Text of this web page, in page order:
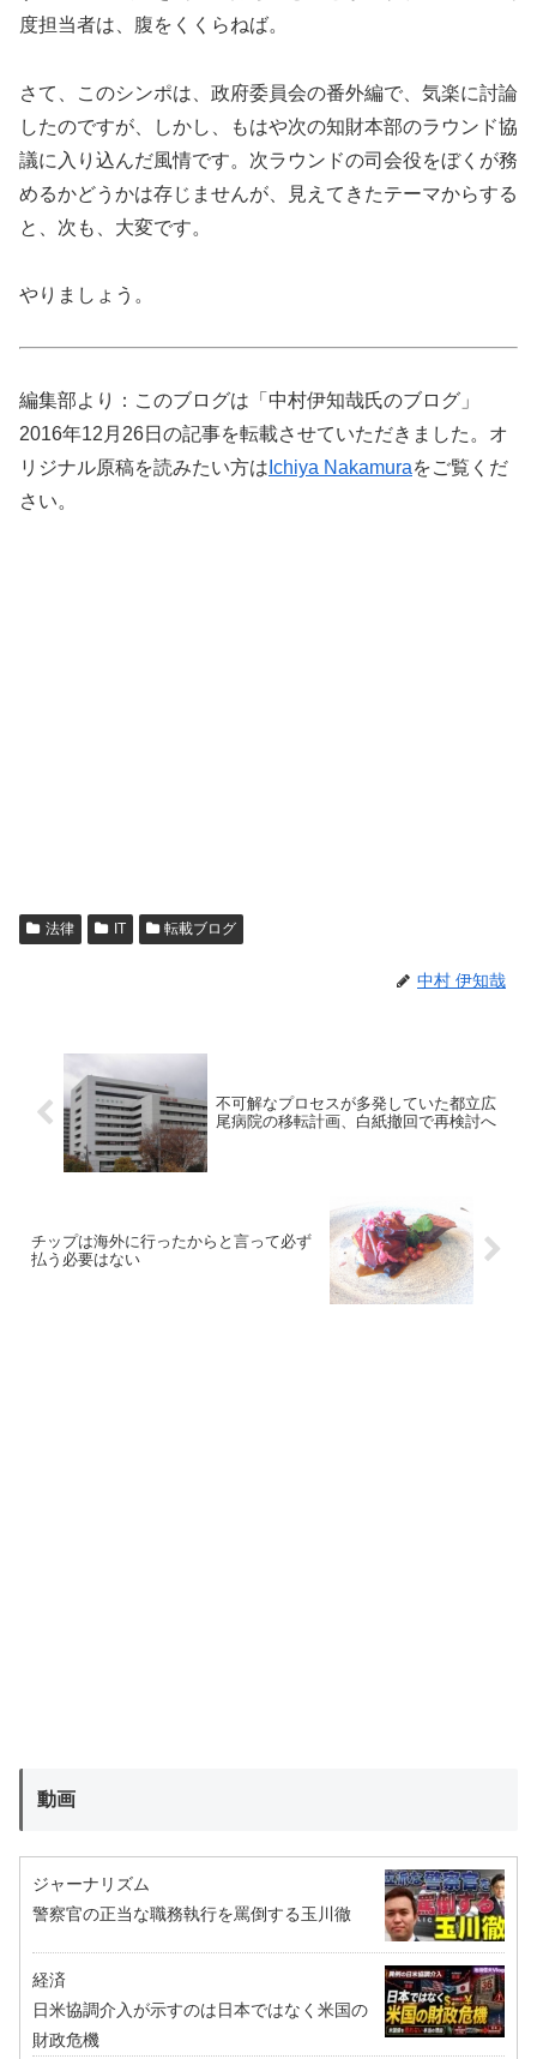
度担当者は、腹をくくらねば。
さて、このシンポは、政府委員会の番外編で、気楽に討論
したのですが、しかし、もはや次の知財本部のラウンド協
議に入り込んだ風情です。次ラウンドの司会役をぼくが務
めるかどうかは存じませんが、見えてきたテーマからする
と、次も、大変です。
やりましょう。
編集部より：このブログは「中村伊知哉氏のブログ」
2016年12月26日の記事を転載させていただきました。オ
リジナル原稿を読みたい方は Ichiya Nakamuraをご覧くだ
さい。
法律 IT 転載ブログ
中村 伊知哉
不可解なプロセスが多発していた都立広
尾病院の移転計画、白紙撤回で再検討へ
チップは海外に行ったからと言って必ず
払う必要はない
動画
ジャーナリズム
警察官の正当な職務執行を罵倒する玉川徹
経済
日米協調介入が示すのは日本ではなく米国の
財政危機